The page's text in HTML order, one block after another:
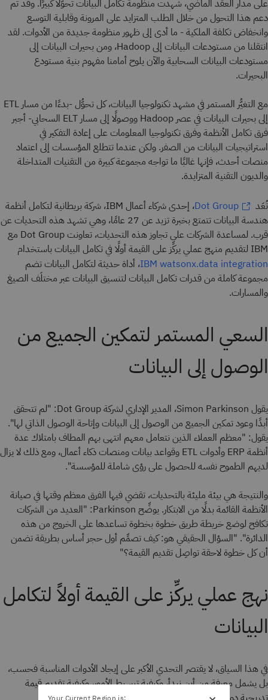
على مدار العقد الماضي، شهدت منظومة تكامل البيانات تحوُّلًا كبيرًا. وقد تم
دعم هذا التحول من خلال الطلب المتزايد على المرونة وقابلية التوسع
وانخفاض تكلفة الملكية - ما أدى إلى ظهور منظومة جديدة من الأدوات. لقد
انتقلنا من مستودعات البيانات إلى Hadoop، ومن بحيرات البيانات إلى
مستودعات البيانات السحابية والآن يلوح أمامنا مفهوم بنية مستودع
البحيرات.
مع التغيُّر المستمر في مشهد تكنولوجيا البيانات، كل تحوُّل -بدءًا من مسار ETL
إلى بحيرات البيانات في عصر Hadoop ووصولًا إلى مسار ELT السحابي- أجبر
فرق تكامل الأنظمة وفرق تكنولوجيا المعلومات على إعادة التفكير في
استراتيجيات البيانات من الصفر. ولكن عندما تتطلع المؤسسات إلى اعتماد
منصات أحدث، فإنها غالبًا ما تواجه مجموعة كبيرة من التقنيات المتداخلة
والديون التقنية المتزايدة.
تُعَد Dot Group
، إحدى شركاء أعمال IBM، شركة بريطانية لتكامل أنظمة
هندسة البيانات تتمتع بخبرة تزيد عن 27 عامًا، وهي تشهد هذه التحديات عن
قرب. لمساعدة الشركات على تجاوز هذه التحديات، تعاونت Dot Group مع
IBM لتقديم منهج عملي يركِّز على القيمة أولًا في تكامل البيانات باستخدام
IBM watsonx.data integration، أداة حديثة لتكامل البيانات تضم
مجموعة كاملة من قدرات تكامل البيانات لتنسيق البيانات عبر مختلَف الصيغ
والمسارات.
السعي المستمر لتمكين الجميع من
الوصول إلى البيانات
يقول Simon Parkinson، المدير الإداري لشركة Dot Group: "لم تتحقق
أبدًا وعود تمكين الجميع من الوصول إلى البيانات وإتاحة الوصول الذاتي لها".
يقول: "معظم العملاء الذين نتعامل معهم انتهى بهم المطاف بامتلاك عدة
أنظمة ERP وأدوات ETL وقواعد بيانات ومنصات ذكاء أعمال، ومع ذلك لا يزال
لديهم الطموح نفسه للحصول على رؤى شاملة للمؤسسة".
والنتيجة هي بيئة مليئة بالتحديات، تقضي فيها الفرق معظم وقتها في صيانة
الأنظمة القائمة بدلًا من الابتكار. يوضِّح Parkinson: "العديد من الشركات
تكافح لوضع خريطة طريق خطوة بخطوة تساعدها على الخروج من هذه
الدائرة". "السؤال الحقيقي هو: كيف تصمِّم أول حجر أساس بطريقة تضمن
أن كل خطوة لاحقة تواصِل تقديم القيمة؟"
نهج عملي يركِّز على القيمة أولاً لتكامل
البيانات
في هذا السياق، لا يقتصر التحدي الأكبر على إيجاد الأدوات المناسبة فحسب،
بل يشمل معرفة من أين نبدأ، وكيفية تبسيط الأمور، وكيفية تقديم قيمة